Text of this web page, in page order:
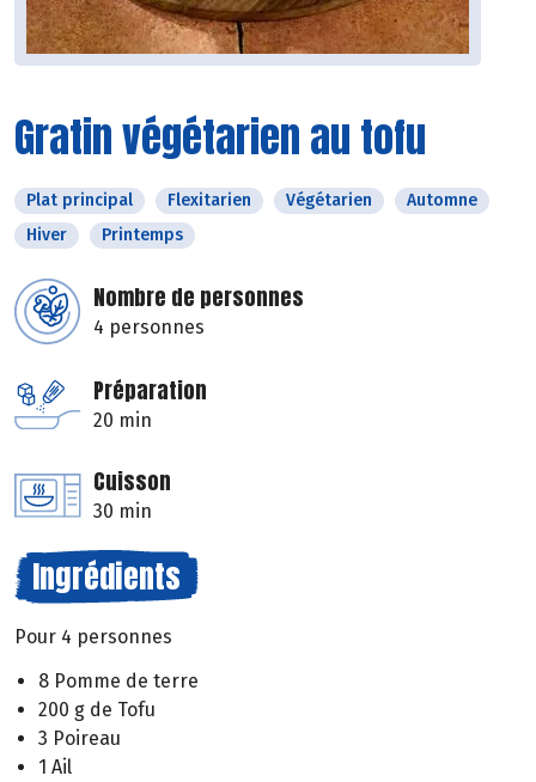
Gratin végétarien au tofu
Plat principal Flexitarien Végétarien
Automne
Hiver
Printemps
Nombre de personnes
4 personnes
Préparation
20 min
Cuisson
30 min
Ingrédients
Pour 4 personnes
8 Pomme de terre
200 g de Tofu
3 Poireau
1 Ail